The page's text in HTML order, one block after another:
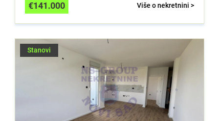
Više o nekretnini >
€141.000
Stanovi